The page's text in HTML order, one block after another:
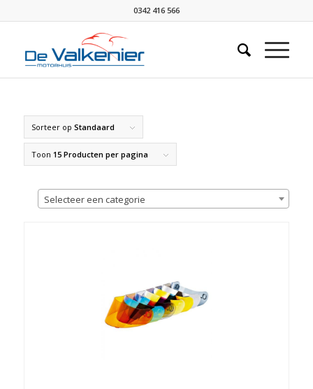
0342 416 566
Sorteer op Standaard
Toon 15 Producten per pagina
Selecteer een categorie